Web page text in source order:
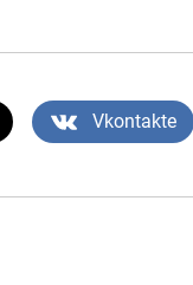
Vkontakte